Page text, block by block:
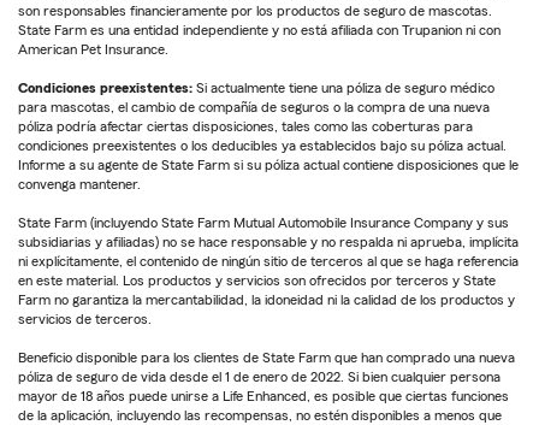
son responsables financieramente por los productos de seguro de mascotas.
State Farm es una entidad independiente y no está afiliada con Trupanion ni con
American Pet Insurance.
Condiciones preexistentes: Si actualmente tiene una póliza de seguro médico
para mascotas, el cambio de compañía de seguros o la compra de una nueva
póliza podría afectar ciertas disposiciones, tales como las coberturas para
condiciones preexistentes o los deducibles ya establecidos bajo su póliza actual.
Informe a su agente de State Farm si su póliza actual contiene disposiciones que le
convenga mantener.
State Farm (incluyendo State Farm Mutual Automobile Insurance Company y sus
subsidiarias y afiliadas) no se hace responsable y no respalda ni aprueba, implícita
ni explícitamente, el contenido de ningún sitio de terceros al que se haga referencia
en este material. Los productos y servicios son ofrecidos por terceros y State
Farm no garantiza la mercantabilidad, la idoneidad ni la calidad de los productos y
servicios de terceros.
Beneficio disponible para los clientes de State Farm que han comprado una nueva
póliza de seguro de vida desde el 1 de enero de 2022. Si bien cualquier persona
mayor de 18 años puede unirse a Life Enhanced, es posible que ciertas funciones
de la aplicación, incluyendo las recompensas, no estén disponibles a menos que